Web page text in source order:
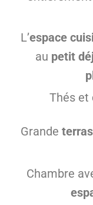
L’espace
au petit
Thés et
Grande
Chambre